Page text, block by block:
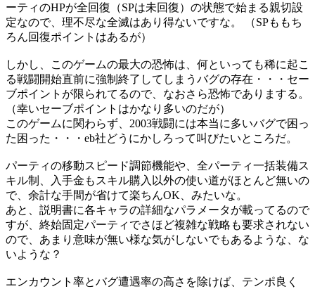
ーティのHPが全回復（SPは未回復）の状態で始まる親切設
定なので、理不尽な全滅はあり得ないですな。 （SPももち
ろん回復ポイントはあるが）
しかし、このゲームの最大の恐怖は、何といっても稀に起こ
る戦闘開始直前に強制終了してしまうバグの存在・・・セー
ブポイントが限られてるので、なおさら恐怖でありまする。
（幸いセーブポイントはかなり多いのだが）
このゲームに関わらず、2003戦闘には本当に多いバグで困っ
た困った・・・eb社どうにかしろって叫びたいところだ。
パーティの移動スピード調節機能や、全パーティ一括装備ス
キル制、入手金もスキル購入以外の使い道がほとんど無いの
で、余計な手間が省けて楽ちんOK、みたいな。
あと、説明書に各キャラの詳細なパラメータが載ってるので
すが、終始固定パーティでさほど複雑な戦略も要求されない
ので、あまり意味が無い様な気がしないでもあるような、な
いような？
エンカウント率とバグ遭遇率の高さを除けば、テンポ良く